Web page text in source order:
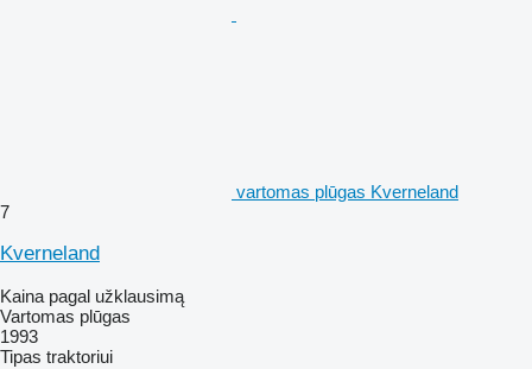
vartomas plūgas Kverneland
7
Kverneland
Kaina pagal užklausimą
Vartomas plūgas
1993
Tipas traktoriui